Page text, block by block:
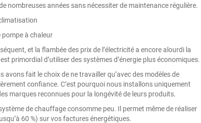
nombreuses années sans nécessiter de maintenance régulière.
pompe à chaleur
et la flambée des prix de l’électricité a encore alourdi la
primordial d’utiliser des systèmes d’énergie plus économiques.
avons fait le choix de ne travailler qu’avec des modèles de
confiance. C’est pourquoi nous installons uniquement
marques reconnues pour la longévité de leurs produits.
de chauffage consomme peu. Il permet même de réaliser
60 %) sur vos factures énergétiques.